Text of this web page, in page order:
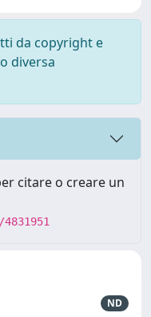
da copyright e
diversa
citare o creare un
ND